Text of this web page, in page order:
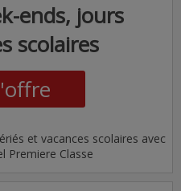
ends, jours
scolaires
et vacances scolaires avec
Premiere Classe